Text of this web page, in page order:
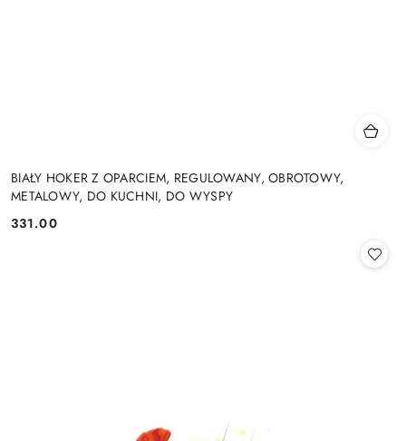
BIAŁY HOKER Z OPARCIEM, REGULOWANY, OBROTOWY,
METALOWY, DO KUCHNI, DO WYSPY
Cena:
331.00